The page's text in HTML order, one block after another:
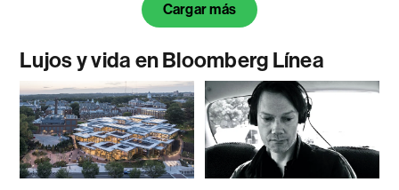
Cargar más
Lujos y vida en Bloomberg Línea